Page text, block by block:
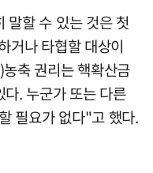
말할 수 있는 것은 첫
거나 타협할 대상이
축 권리는 핵확산금
. 누군가 또는 다른
필요가 없다"고 했다.